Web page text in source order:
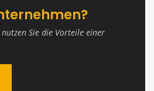
Sie die Vorteile einer